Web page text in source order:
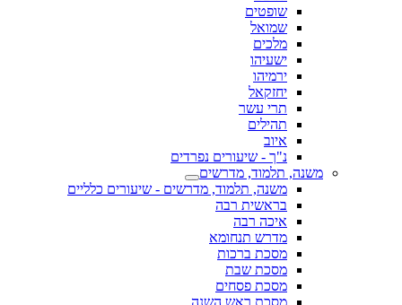
שופטים
שמואל
מלכים
ישעיהו
ירמיהו
יחזקאל
תרי עשר
תהילים
איוב
נ"ך - שיעורים נפרדים
משנה, תלמוד, מדרשים
משנה, תלמוד, מדרשים - שיעורים כלליים
בראשית רבה
איכה רבה
מדרש תנחומא
מסכת ברכות
מסכת שבת
מסכת פסחים
מסכת ראש השנה